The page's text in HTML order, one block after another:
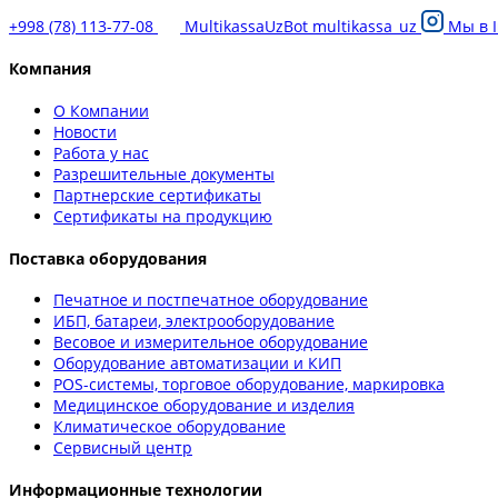
+998 (78) 113-77-08
MultikassaUzBot multikassa_uz Мы в
Компания
О Компании
Новости
Работа у нас
Разрешительные документы
Партнерские сертификаты
Сертификаты на продукцию
Поставка оборудования
Печатное и постпечатное оборудование
ИБП, батареи, электрооборудование
Весовое и измерительное оборудование
Оборудование автоматизации и КИП
POS-системы, торговое оборудование, маркировка
Медицинское оборудование и изделия
Климатическое оборудование
Сервисный центр
Информационные технологии